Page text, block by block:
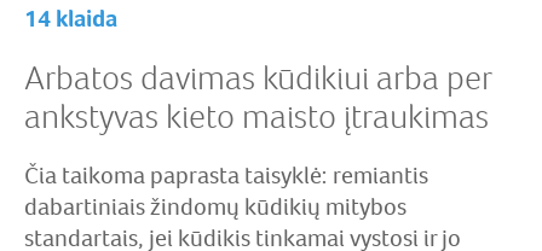
14 klaida
Arbatos davimas kūdikiui arba per
ankstyvas kieto maisto įtraukimas
Čia taikoma paprasta taisyklė: remiantis
dabartiniais žindomų kūdikių mitybos
standartais, jei kūdikis tinkamai vystosi ir jo